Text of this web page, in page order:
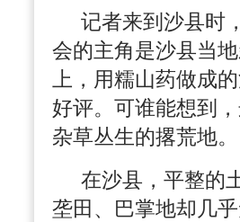
记者来到沙县时
会的主角是沙县当
上，用糯山药做成
好评。可谁能想到
杂草丛生的撂荒地。
在沙县，平整的
垄田、巴掌地却几